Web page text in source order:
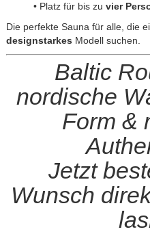
• Platz für bis zu vier
Die perfekte Sauna für alle, die
designstarkes Modell suchen.
Baltic
nordische
Form &
Jetzt
Wunsch